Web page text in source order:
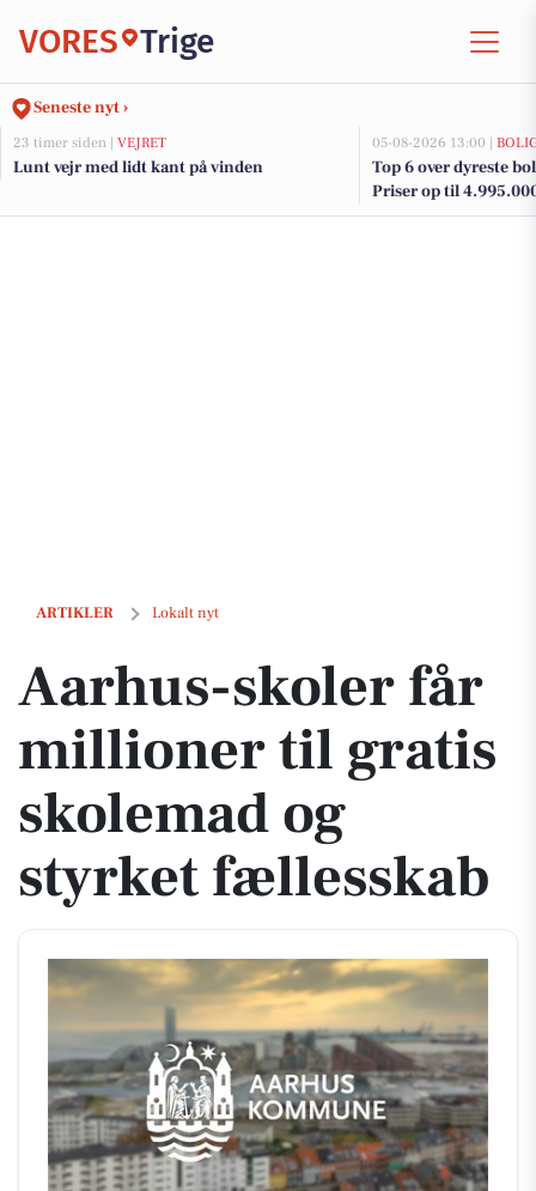
VORES Trige
Seneste nyt ›
23 timer siden | VEJRET
Lunt vejr med lidt kant på vinden
05-08-2026 13:00 |
Top 6 over dyreste
Priser op til
ARTIKLER Lokalt nyt
Aarhus-skoler får millioner til gratis skolemad og styrket fællesskab
Aarhus-skoler får
millioner til gratis
skolemad og
styrket fællesskab